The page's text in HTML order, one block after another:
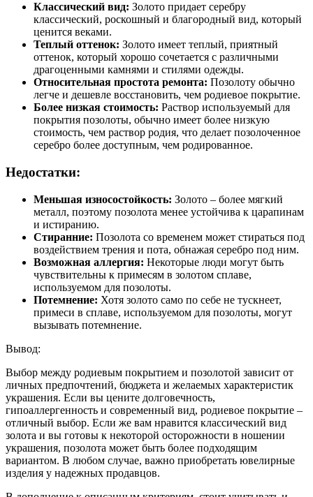
Классический вид: Золото придает серебру
классический, роскошный и благородный вид, который
ценится веками.
Теплый оттенок: Золото имеет теплый, приятный
оттенок, который хорошо сочетается с различными
драгоценными камнями и стилями одежды.
Относительная простота ремонта: Позолоту обычно
легче и дешевле восстановить, чем родиевое покрытие.
Более низкая стоимость: Раствор используемый для
покрытия позолоты, обычно имеет более низкую
стоимость, чем раствор родия, что делает позолоченное
серебро более доступным, чем родированное.
Недостатки:
Меньшая износостойкость: Золото – более мягкий
металл, поэтому позолота менее устойчива к царапинам
и истиранию.
Стиранние: Позолота со временем может стираться под
воздействием трения и пота, обнажая серебро под ним.
Возможная аллергия: Некоторые люди могут быть
чувствительны к примесям в золотом сплаве,
используемом для позолоты.
Потемнение: Хотя золото само по себе не тускнеет,
примеси в сплаве, используемом для позолоты, могут
вызывать потемнение.
Вывод:
Выбор между родиевым покрытием и позолотой зависит от
личных предпочтений, бюджета и желаемых характеристик
украшения. Если вы цените долговечность,
гипоаллергенность и современный вид, родиевое покрытие –
отличный выбор. Если же вам нравится классический вид
золота и вы готовы к некоторой осторожности в ношении
украшения, позолота может быть более подходящим
вариантом. В любом случае, важно приобретать ювелирные
изделия у надежных продавцов.